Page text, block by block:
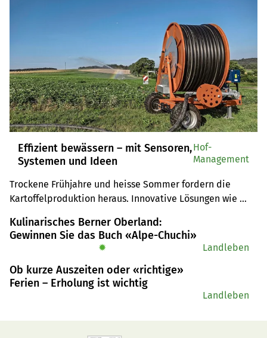
Effizient bewässern – mit Sensoren,
Systemen und Ideen
Trockene Frühjahre und heisse Sommer fordern die
Kartoffelproduktion heraus. Innovative Lösungen wie
helfen, den Wasserbedarf gezielt zu decken.
Hof-
Management
Kulinarisches Berner Oberland:
Gewinnen Sie das Buch «Alpe-Chuchi»
✹ Landleben
Ob kurze Auszeiten oder «richtige»
Ferien – Erholung ist wichtig
Landleben